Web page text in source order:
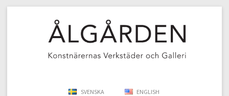
SVENSKA ENGLISH